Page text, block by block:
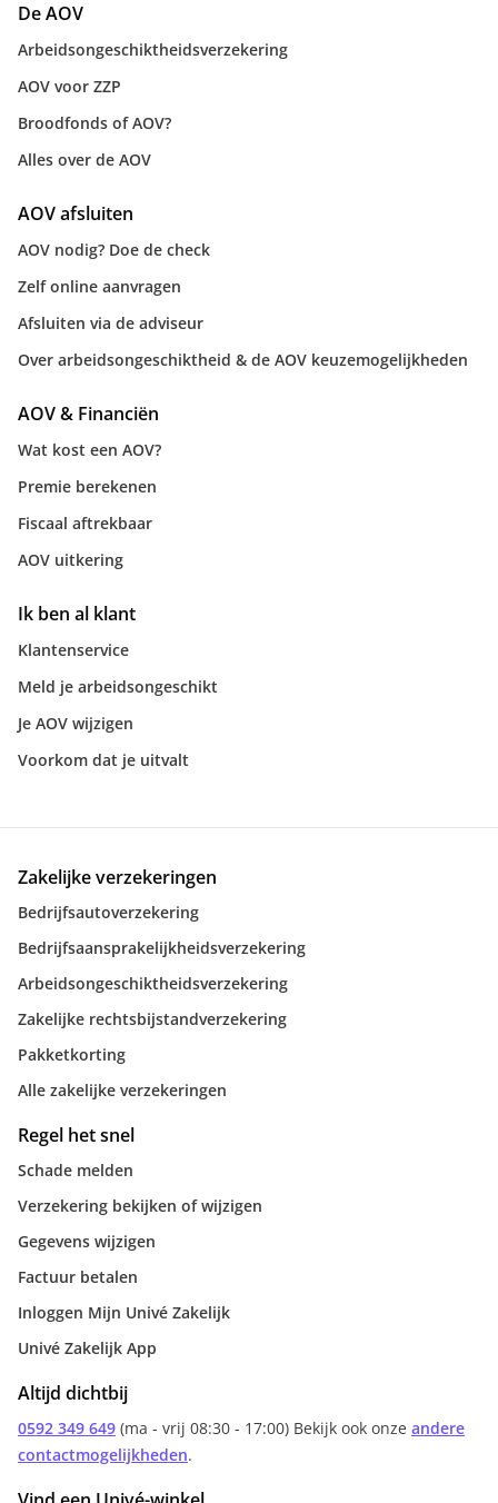
De AOV
Arbeidsongeschiktheidsverzekering
AOV voor ZZP
Broodfonds of AOV?
Alles over de AOV
AOV afsluiten
AOV nodig? Doe de check
Zelf online aanvragen
Afsluiten via de adviseur
Over arbeidsongeschiktheid & de AOV keuzemogelijkheden
AOV & Financiën
Wat kost een AOV?
Premie berekenen
Fiscaal aftrekbaar
AOV uitkering
Ik ben al klant
Klantenservice
Meld je arbeidsongeschikt
Je AOV wijzigen
Voorkom dat je uitvalt
Zakelijke verzekeringen
Bedrijfsautoverzekering
Bedrijfsaansprakelijkheidsverzekering
Arbeidsongeschiktheidsverzekering
Zakelijke rechtsbijstandverzekering
Pakketkorting
Alle zakelijke verzekeringen
Regel het snel
Schade melden
Verzekering bekijken of wijzigen
Gegevens wijzigen
Factuur betalen
Inloggen Mijn Univé Zakelijk
Univé Zakelijk App
Altijd dichtbij
0592 349 649 (ma - vrij 08:30 - 17:00) Bekijk ook onze andere
contactmogelijkheden.